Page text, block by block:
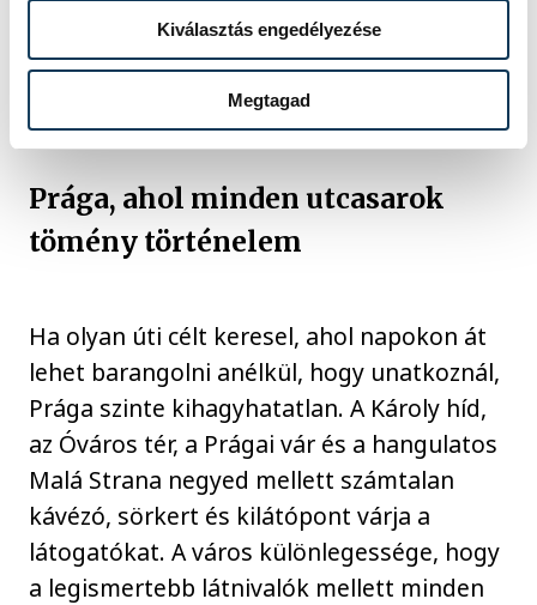
Kiválasztás engedélyezése
Megtagad
Prága, ahol minden utcasarok
tömény történelem
Ha olyan úti célt keresel, ahol napokon át
lehet barangolni anélkül, hogy unatkoznál,
Prága szinte kihagyhatatlan. A Károly híd,
az Óváros tér, a Prágai vár és a hangulatos
Malá Strana negyed mellett számtalan
kávézó, sörkert és kilátópont várja a
látogatókat. A város különlegessége, hogy
a legismertebb látnivalók mellett minden